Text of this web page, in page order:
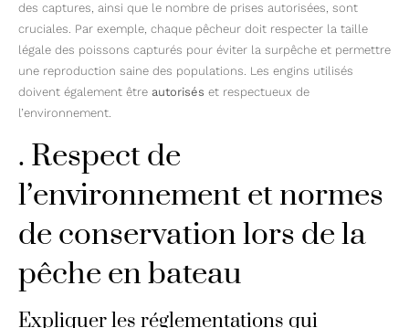
des captures, ainsi que le nombre de prises autorisées, sont
cruciales. Par exemple, chaque pêcheur doit respecter la taille
légale des poissons capturés pour éviter la surpêche et permettre
une reproduction saine des populations. Les engins utilisés
doivent également être autorisés et respectueux de
l’environnement.
. Respect de
l’environnement et normes
de conservation lors de la
pêche en bateau
Expliquer les réglementations qui